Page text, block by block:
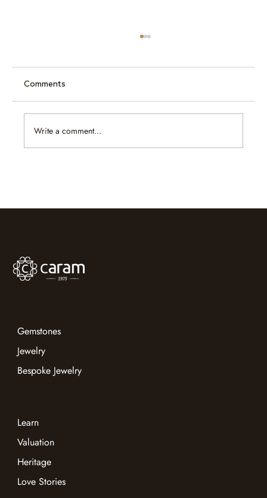
Comments
Write a comment...
Gemstones
Jewelry
Bespoke Jewelry
Learn
Heritage
Valuation
Love Stories